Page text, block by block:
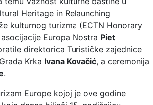
Heritage in Relaunching
kulturnog turizma (ECTN Honorary
Europa Nostra Piet
direktorica Turističke zajednice
Krka Ivana Kovačić, a ceremonija
.
Europe kojoj je ove godine